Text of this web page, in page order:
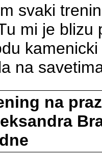
svaki
mi je
na
na